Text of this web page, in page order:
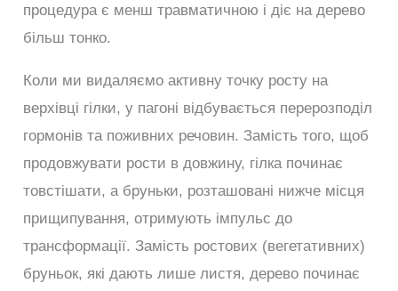
процедура є менш травматичною і діє на дерево
більш тонко.
Коли ми видаляємо активну точку росту на
верхівці гілки, у пагоні відбувається перерозподіл
гормонів та поживних речовин. Замість того, щоб
продовжувати рости в довжину, гілка починає
товстішати, а бруньки, розташовані нижче місця
прищипування, отримують імпульс до
трансформації. Замість ростових (вегетативних)
бруньок, які дають лише листя, дерево починає